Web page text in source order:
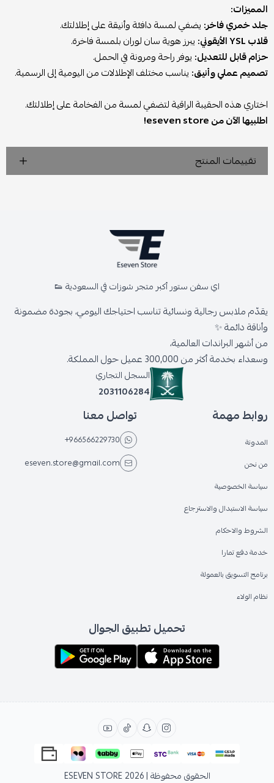
المميزات:
جلد خمري فاخر: يضفي لمسة دافئة وأنيقة على إطلالتك.
قلاب YSL الأيقوني:
يبرز هوية سان لوران بلمسة فاخرة.
حزام قابل للتعديل: يوفر راحة ومرونة في الحمل.
تصميم عملي وأنيق: يناسب مختلف الإطلالات من اليومية إلى الرسمية.
اختاري هذه الحقيبة الراقية لتضفي لمسة من الفخامة على إطلالتك.
اطلبيها الآن من eseven store!
تقييمات المنتج
اي سفن ستور أكبر متجر شوزات في السعودية 👟
يقدّم ملابس رجالية ونسائية تناسب احتياجك اليومي، بجودة مضمونة
وأناقة دائمة ✨
من أشهر البراندات العالمية،
وسعداء بخدمة أكثر من 300,000 عميل حول المملكة.
السجل التجاري
2031106284
روابط مهمة
المدونة
من نحن
سياسة الخصوصية
سياسة الاستبدال والاسترجاع
الشروط والاحكام
خدمة دفع تمارا
برنامج التسويق بالعمولة
نظام الولاء
تواصل معنا
+966566229730
eseven.store@gmail.com
تحميل تطبيق الجوال
الحقوق محفوظة | 2026 ESEVEN STORE